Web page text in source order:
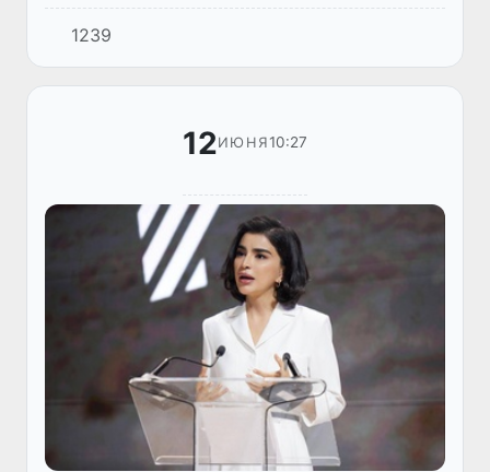
поручению заместителя директора получил
от коллеги из Чимбоя 1000 долларов США за
успешное прохождение сертифи...
1239
12ИЮНЯ10:27